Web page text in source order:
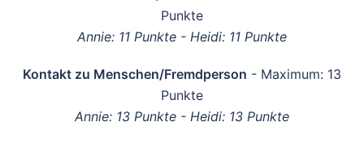
Punkte
Annie: 11 Punkte - Heidi: 11 Punkte
Kontakt zu Menschen/Fremdperson - Maximum: 13
Punkte
Annie: 13 Punkte - Heidi: 13 Punkte